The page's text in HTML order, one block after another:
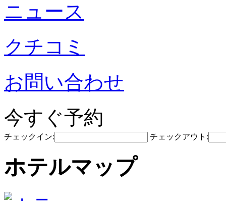
ニュース
クチコミ
お問い合わせ
今すぐ予約
チェックイン: チェックアウト:
ホテルマップ